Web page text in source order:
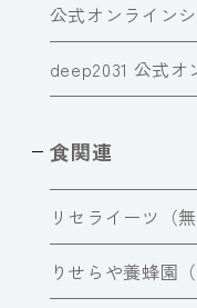
公式オンライン
deep2031 公式
食関連
リセライーツ（
りせらや養蜂園